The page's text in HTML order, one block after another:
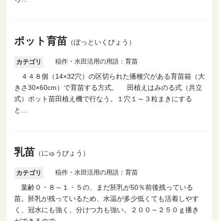
ポット育苗 （ぽっといくびょう）
カテゴリ 稲作・水田活用の用語：育苗
４４８個（14×32穴）の区切られた播種穴がある育苗箱（大
きさ30×60cm）で育苗する方式。 田植えはみのる式（共立
式）ポット苗田植え機で行なう。１穴１～３粒まきにする
と…
乳苗 （にゅうびょう）
カテゴリ 稲作・水田活用の用語：育苗
葉齢０・８～１・５の、まだ胚乳が50％前後残っている
苗。胚乳が残っているため、水温が多少低くても活着しやす
く、冠水にも強く、分けつ力も強い。２００～２５０ｇ播き